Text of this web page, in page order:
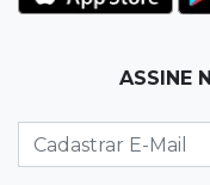
presença em
Trânsito
homicídio
ASSINE